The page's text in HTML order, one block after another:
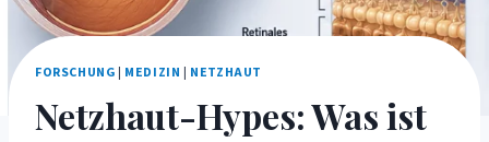
FORSCHUNG | MEDIZIN | NETZHAUT
Netzhaut-Hypes: Was ist